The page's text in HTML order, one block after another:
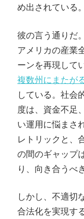
め出されている。
彼の言う通りだ
アメリカの産業
ーンを再現して
複数州にまたが
している。社会
度は、資金不足
い運用に悩まさ
レトリックと、
の間のギャップ
り、向き合うべ
しかし、不適切
合法化を実現す